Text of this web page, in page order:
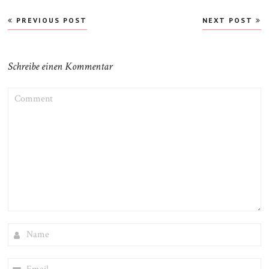
Beitragsnavigation
PREVIOUS POST NEXT POST
Schreibe einen Kommentar